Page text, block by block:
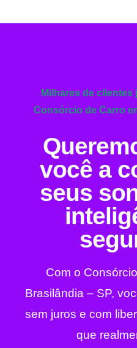
Milhares de clientes
Consórcio de Carro
você a
seus
Com o
Brasilândia – SP,
sem juros e com
que